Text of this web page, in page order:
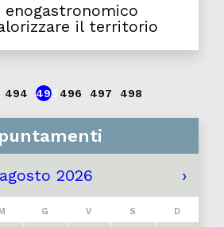
il territorio
494 495 496 497 498
agosto 2026 ›
G V S D